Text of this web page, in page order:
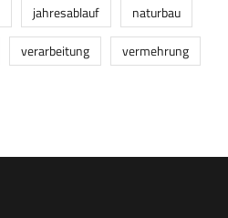
jahresablauf
naturbau
verarbeitung vermehrung